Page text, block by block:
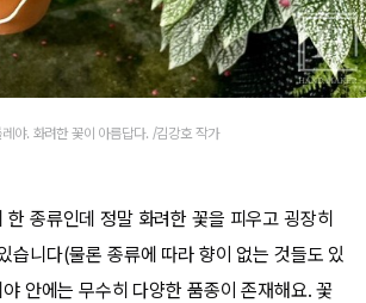
레야. 화려한 꽃이 아름답다. /김강호 작가
한 종류인데 정말 화려한 꽃을 피우고 굉장히
습니다(물론 종류에 따라 향이 없는 것들도 있
안에는 무수히 다양한 품종이 존재해요. 꽃